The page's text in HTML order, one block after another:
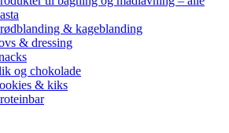
& kageblanding
& dressing
og chokolade
& kiks